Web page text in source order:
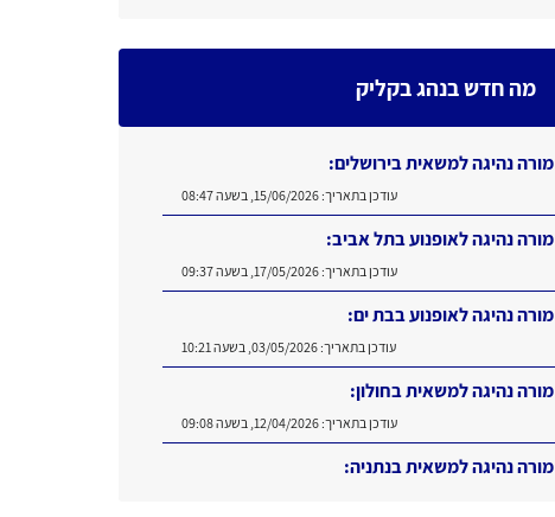
מה חדש בנהג בקליק
מורה נהיגה למשאית בירושלים:
עודכן בתאריך:15/06/2026, בשעה 08:47
מורה נהיגה לאופנוע בתל אביב:
עודכן בתאריך:17/05/2026, בשעה 09:37
מורה נהיגה לאופנוע בבת ים:
עודכן בתאריך:03/05/2026, בשעה 10:21
מורה נהיגה למשאית בחולון:
עודכן בתאריך:12/04/2026, בשעה 09:08
מורה נהיגה למשאית בנתניה: